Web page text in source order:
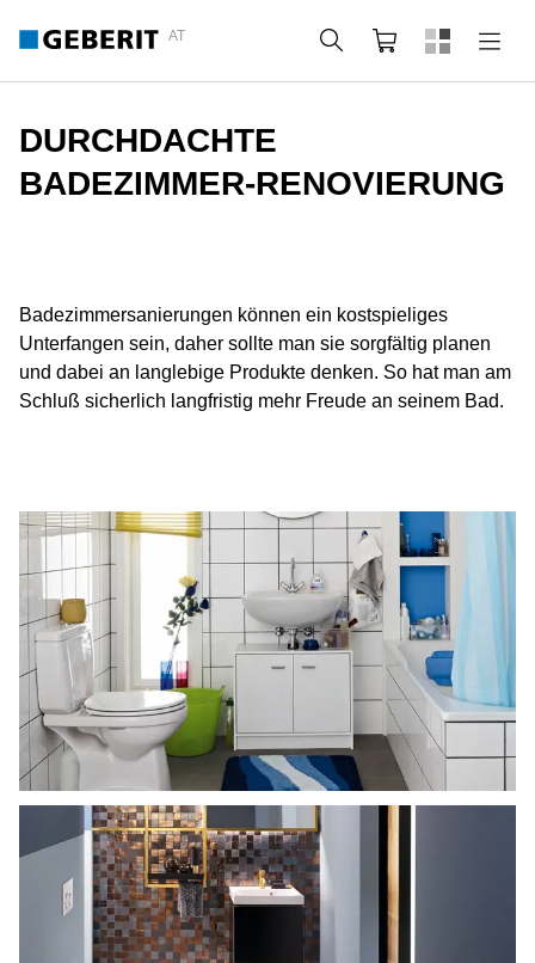
AT Suche Warenkorb
DURCHDACHTE
BADEZIMMER-RENOVIERUNG
Badezimmersanierungen können ein kostspieliges
Unterfangen sein, daher sollte man sie sorgfältig planen
und dabei an langlebige Produkte denken. So hat man am
Schluß sicherlich langfristig mehr Freude an seinem Bad.